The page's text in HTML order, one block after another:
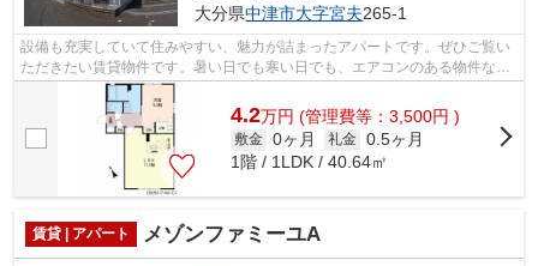
大分県中津市大字宮夫265-1
設備も充実していて住みやすい、魅力が詰まったアパートです。ぜひご覧い
ただきたい賃貸物件です。暑い日でも寒い日でも、エアコンのある物件なら
安心です。お車をお持ちの方なら嬉し...
4.2万円 (管理費等：3,500円 )
敷金 0ヶ月 礼金 0.5ヶ月
1階 / 1LDK / 40.64㎡
賃貸 | アパート メゾンファミーユA